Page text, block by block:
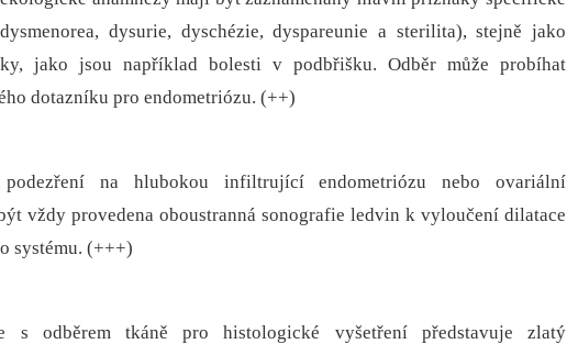
dysurie, dyschézie, dyspareunie a sterilita), stejně jako
jako jsou například bolesti v podbřišku. Odběr může probíhat
dotazníku pro endometriózu. (++)
na hlubokou infiltrující endometriózu nebo ovariální
vždy provedena oboustranná sonografie ledvin k vyloučení dilatace
systému. (+++)
s odběrem tkáně pro histologické vyšetření představuje zlatý